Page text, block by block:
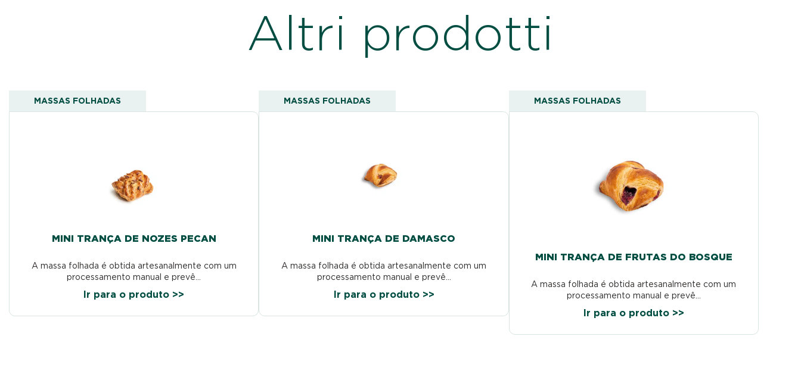
Altri prodotti
MASSAS FOLHADAS
MINI TRANÇA DE NOZES PECAN
A massa folhada é obtida artesanalmente com um
processamento manual e prevê...
Ir para o produto >>
MASSAS FOLHADAS
MINI TRANÇA DE DAMASCO
A massa folhada é obtida artesanalmente com um
processamento manual e prevê...
Ir para o produto >>
MASSAS FOLHADAS
MINI TRANÇA DE FRUTAS DO BOSQUE
A massa folhada é obtida artesanalmente com um
processamento manual e prevê...
Ir para o produto >>